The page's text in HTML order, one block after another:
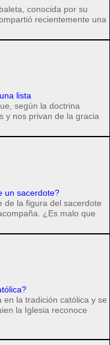
conocida por su
recientemente una
lista
según la doctrina
y nos privan de la gracia
un sacerdote?
de la figura del sacerdote
¿Es malo que
la tradición católica y se
la Iglesia reconoce